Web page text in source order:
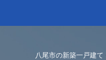
八尾市の新築一戸建